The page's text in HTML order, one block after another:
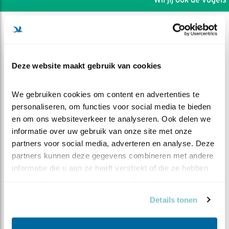
Deze website maakt gebruik van cookies
We gebruiken cookies om content en advertenties te
personaliseren, om functies voor social media te bieden
en om ons websiteverkeer te analyseren. Ook delen we
informatie over uw gebruik van onze site met onze
partners voor social media, adverteren en analyse. Deze
partners kunnen deze gegevens combineren met andere
informatie die u aan ze heeft verstrekt of die ze hebben
Details tonen
DEEL DIT FILMPJE